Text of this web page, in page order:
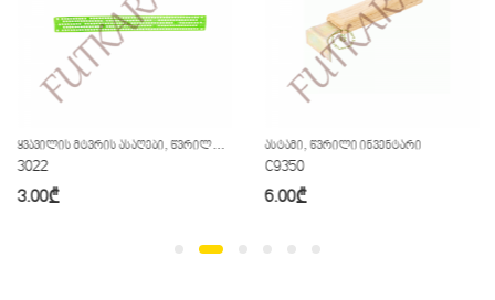
ᲧᲕᲐᲕᲘᲚᲘᲡ ᲛᲢᲕᲠᲘᲡ ᲐᲡᲐᲦᲔᲑᲘ,ᲬᲕᲠᲘᲚᲘ ᲘᲜᲕᲔᲜᲢᲐᲠᲘ
3022
3.00₾
ᲐᲡᲢᲐᲛᲘ,ᲬᲕᲠᲘᲚᲘ ᲘᲜᲕᲔᲜᲢᲐᲠᲘ
C9350
6.00₾